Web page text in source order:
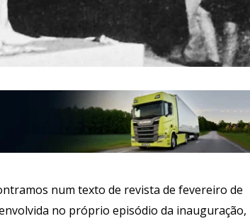
num texto de revista de fevereiro de
no próprio episódio da inauguração,